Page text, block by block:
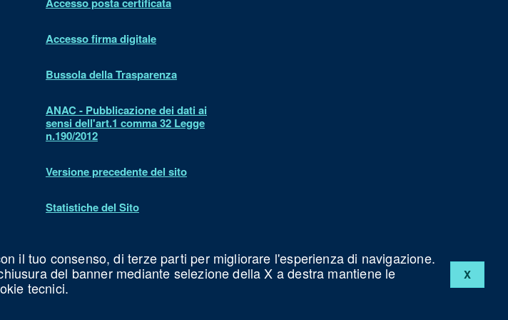
X
il tuo consenso, di terze parti per migliorare l'esperienza di navigazione.
del banner mediante selezione della X a destra mantiene le
tecnici.
Accesso firma digitale
Bussola della Trasparenza
ANAC - Pubblicazione dei dati ai
sensi dell'art.1 comma 32 Legge
n.190/2012
Versione precedente del sito
Statistiche del Sito